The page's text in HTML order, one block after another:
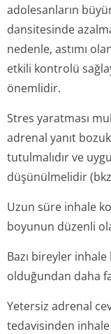
adolesanların
dansitesinde
nedenle, astımı
etkili kontrolü
önemlidir.
Stres yaratması
adrenal yanıt
tutulmalıdır ve
düşünülmelidir
Uzun süre inhale
boyunun düzenli
Bazı bireyler
olduğundan daha
Yetersiz adrenal
tedavisinden